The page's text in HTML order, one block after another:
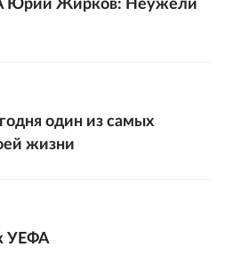
Юрий Жирков: Неужели
один из самых
жизни
УЕФА